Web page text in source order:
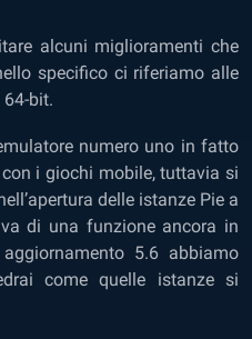
alcuni miglioramenti che
specifico ci riferiamo alle
bit.
numero uno in fatto
i giochi mobile, tuttavia si
delle istanze Pie a
di una funzione ancora in
5.6 abbiamo
come quelle istanze si